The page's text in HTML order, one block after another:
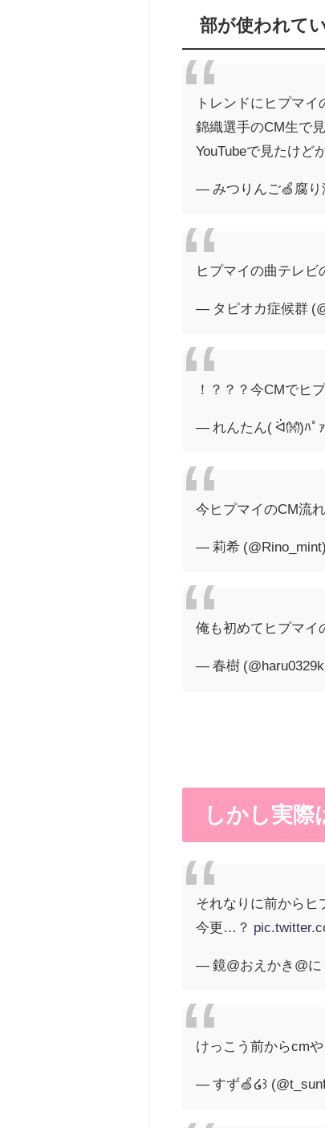
部が使われて
トレンドにヒプマイ
錦織選手のCM生で
YouTubeで見たけど
— みつりんご🍏腐り
ヒプマイの曲テレビ
— タピオカ症候群
！？？？今CMでヒ
— れんたん( ᐛ👐)ﾊﾟ
今ヒプマイのCM流
— 莉希 (@Rino_mint)
俺も初めてヒプマイ
— 春樹
しかし実
それなりに前からヒ
今更…？
— 鏡@おえかき@に
けっこう前からcm
— すず🍏໒꒱